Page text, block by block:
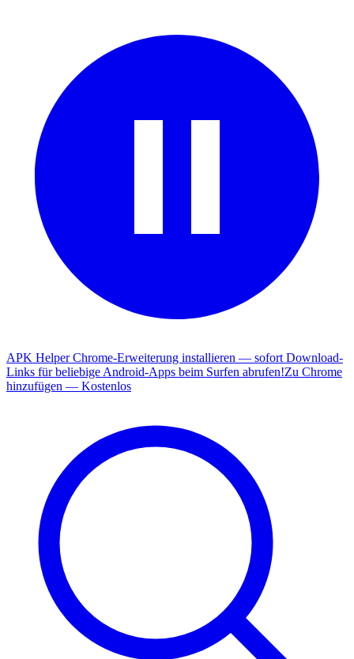
APK Helper Chrome-Erweiterung installieren — sofort Download-
Links für beliebige Android-Apps beim Surfen abrufen!Zu Chrome
hinzufügen — Kostenlos